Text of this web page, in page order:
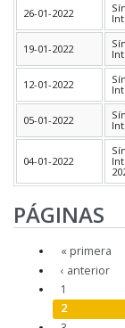
26-01-2022
19-01-2022
12-01-2022
05-01-2022
04-01-2022
PÁGINAS
« primera
‹ anterior
1
2